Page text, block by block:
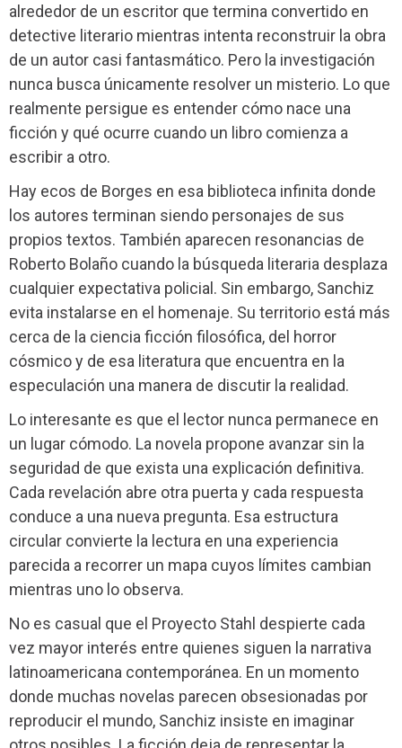
alrededor de un escritor que termina convertido en
detective literario mientras intenta reconstruir la obra
de un autor casi fantasmático. Pero la investigación
nunca busca únicamente resolver un misterio. Lo que
realmente persigue es entender cómo nace una
ficción y qué ocurre cuando un libro comienza a
escribir a otro.
Hay ecos de Borges en esa biblioteca infinita donde
los autores terminan siendo personajes de sus
propios textos. También aparecen resonancias de
Roberto Bolaño cuando la búsqueda literaria desplaza
cualquier expectativa policial. Sin embargo, Sanchiz
evita instalarse en el homenaje. Su territorio está más
cerca de la ciencia ficción filosófica, del horror
cósmico y de esa literatura que encuentra en la
especulación una manera de discutir la realidad.
Lo interesante es que el lector nunca permanece en
un lugar cómodo. La novela propone avanzar sin la
seguridad de que exista una explicación definitiva.
Cada revelación abre otra puerta y cada respuesta
conduce a una nueva pregunta. Esa estructura
circular convierte la lectura en una experiencia
parecida a recorrer un mapa cuyos límites cambian
mientras uno lo observa.
No es casual que el Proyecto Stahl despierte cada
vez mayor interés entre quienes siguen la narrativa
latinoamericana contemporánea. En un momento
donde muchas novelas parecen obsesionadas por
reproducir el mundo, Sanchiz insiste en imaginar